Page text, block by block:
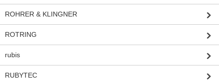
ROHRER & KLINGNER
ROTRING
rubis
RUBYTEC